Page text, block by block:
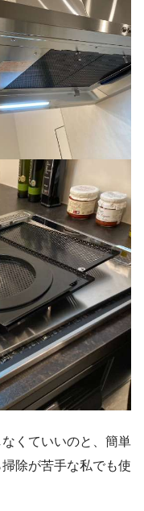
くていいのと、簡単
除が苦手な私でも使